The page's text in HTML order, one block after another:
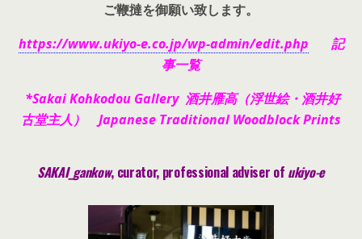
ご鞭撻を御願い致します。
https://www.ukiyo-e.co.jp/wp-admin/edit.php 記
事一覧
*Sakai Kohkodou Gallery 酒井雁高（浮世絵・酒井好
古堂主人） Japanese Traditional Woodblock Prints
SAKAI_gankow, curator, professional adviser of ukiyo-e